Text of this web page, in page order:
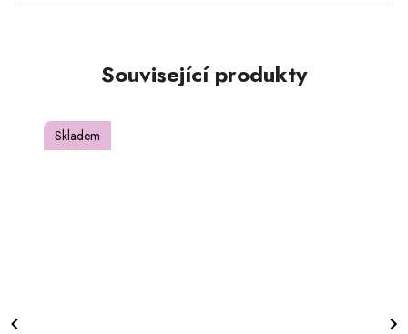
Související produkty
Skladem